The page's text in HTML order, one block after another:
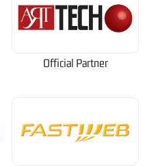
Official Partner